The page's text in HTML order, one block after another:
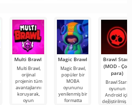
Multi Brawl
Multi Brawl,
orijinal
projenin tüm
avantajlarını
koruyarak,
oyun
Magic Brawl
Magic Brawl,
popüler bir
MOBA
oyununu
yenilenmiş bir
formatta
Brawl Stars
(MOD - Çok
para)
Brawl Stars,
oyunun
Android için
değiştirilmiş